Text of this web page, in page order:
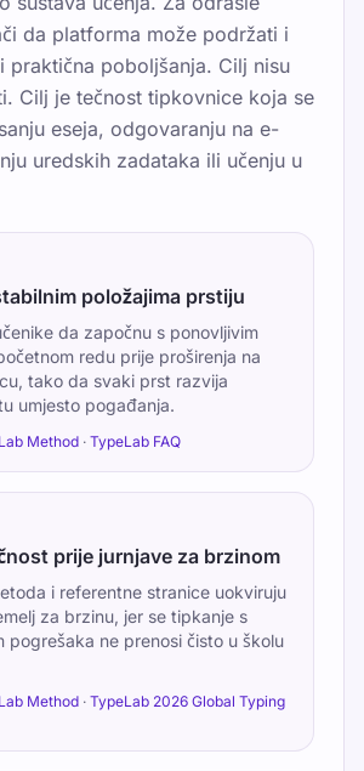
da platforma može podržati i
praktična poboljšanja. Cilj nisu
Cilj je tečnost tipkovnice koja se
eseja, odgovaranju na e-
uredskih zadataka ili učenju u
položajima prstiju
da započnu s ponovljivim
redu prije proširenja na
tako da svaki prst razvija
umjesto pogađanja.
Method · TypeLab FAQ
prije jurnjave za brzinom
i referentne stranice uokviruju
za brzinu, jer se tipkanje s
pogrešaka ne prenosi čisto u školu
Method · TypeLab 2026 Global Typing